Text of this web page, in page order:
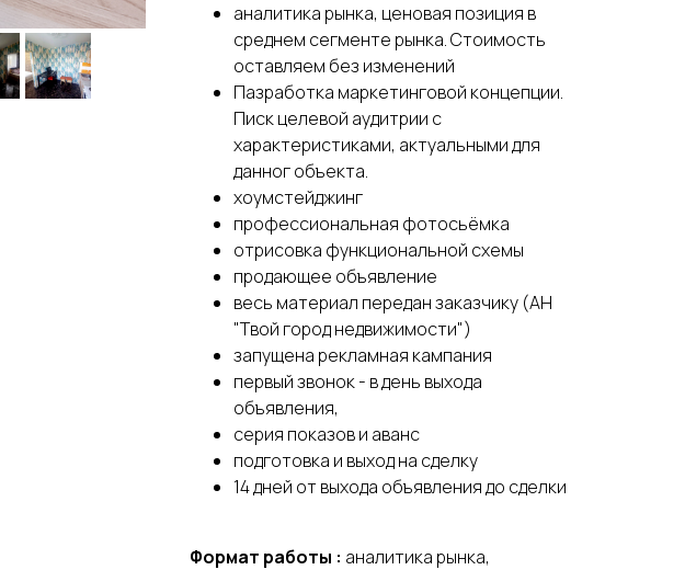
аналитика рынка, ценовая позиция в
среднем сегменте рынка. Стоимость
оставляем без изменений
Пазработка маркетинговой концепции.
Писк целевой аудитрии с
характеристиками, актуальными для
данног объекта.
хоумстейджинг
профессиональная фотосьёмка
отрисовка функциональной схемы
продающее объявление
весь материал передан заказчику (АН
"Твой город недвижимости")
запущена рекламная кампания
первый звонок - в день выхода
объявления,
серия показов и аванс
подготовка и выход на сделку
14 дней от выхода объявления до сделки
Формат работы : аналитика рынка,